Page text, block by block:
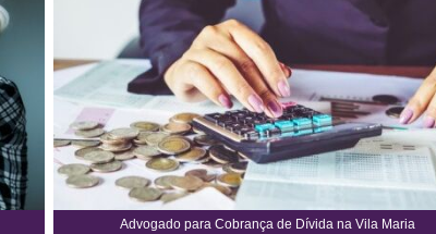
Advogado para Cobrança de Dívida na Vila Maria